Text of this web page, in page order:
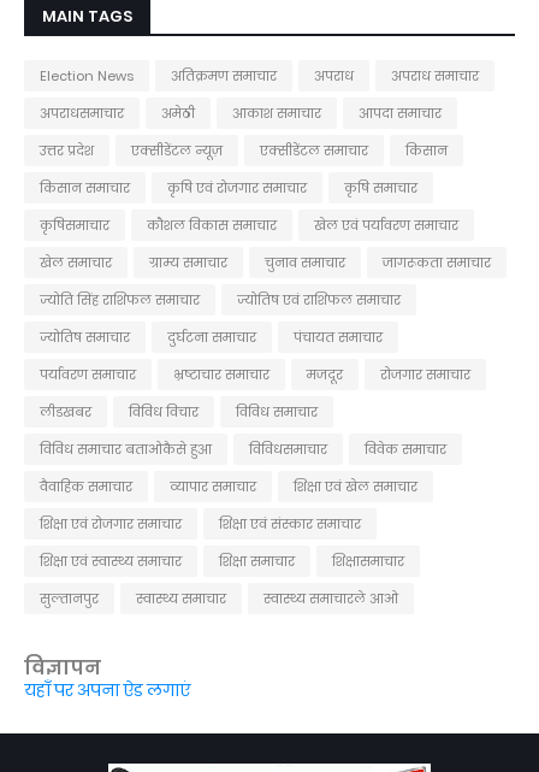
MAIN TAGS
Election News अतिक्रमण समाचार अपराध
अपराध समाचार
अपराधसमाचार
अमेठी आकाश समाचार
आपदा समाचार
उत्तर प्रदेश
एक्सीडेंटल न्यूज़ एक्सीडेंटल समाचार
किसान
किसान समाचार
कृषि एवं रोजगार समाचार
कृषि समाचार
कृषिसमाचार
कौशल विकास समाचार
खेल एवं पर्यावरण समाचार
खेल समाचार
ग्राम्य समाचार चुनाव समाचार
जागरूकता समाचार
ज्योति सिंह राशिफल समाचार
ज्योतिष एवं राशिफल समाचार
ज्योतिष समाचार
दुर्घटना समाचार
पंचायत समाचार
पर्यावरण समाचार
भ्रष्टाचार समाचार मजदूर
रोजगार समाचार
लीडखबर
विविध विचार
विविध समाचार
विविध समाचार बताओकैसे हुआ
विविधसमाचार
विवेक समाचार
वैवाहिक समाचार
व्यापार समाचार
शिक्षा एवं खेल समाचार
शिक्षा एवं रोजगार समाचार
शिक्षा एवं संस्कार समाचार
शिक्षा एवं स्वास्थ्य समाचार
शिक्षा समाचार
शिक्षासमाचार
सुल्तानपुर
स्वास्थ्य समाचार स्वास्थ्य समाचारले आओ
विज्ञापन
यहाँ पर अपना ऐड लगाएं